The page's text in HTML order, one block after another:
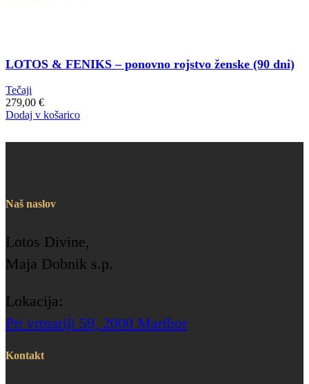
LOTOS & FENIKS – ponovno rojstvo ženske (90 dni)
Tečaji
279,00 €
Dodaj v košarico
Naš naslov
Lotos Divine,
Maja Dobnik s.p.
Lokacija:
Pri vrtnariji 59, 2000 Maribor
Kontakt